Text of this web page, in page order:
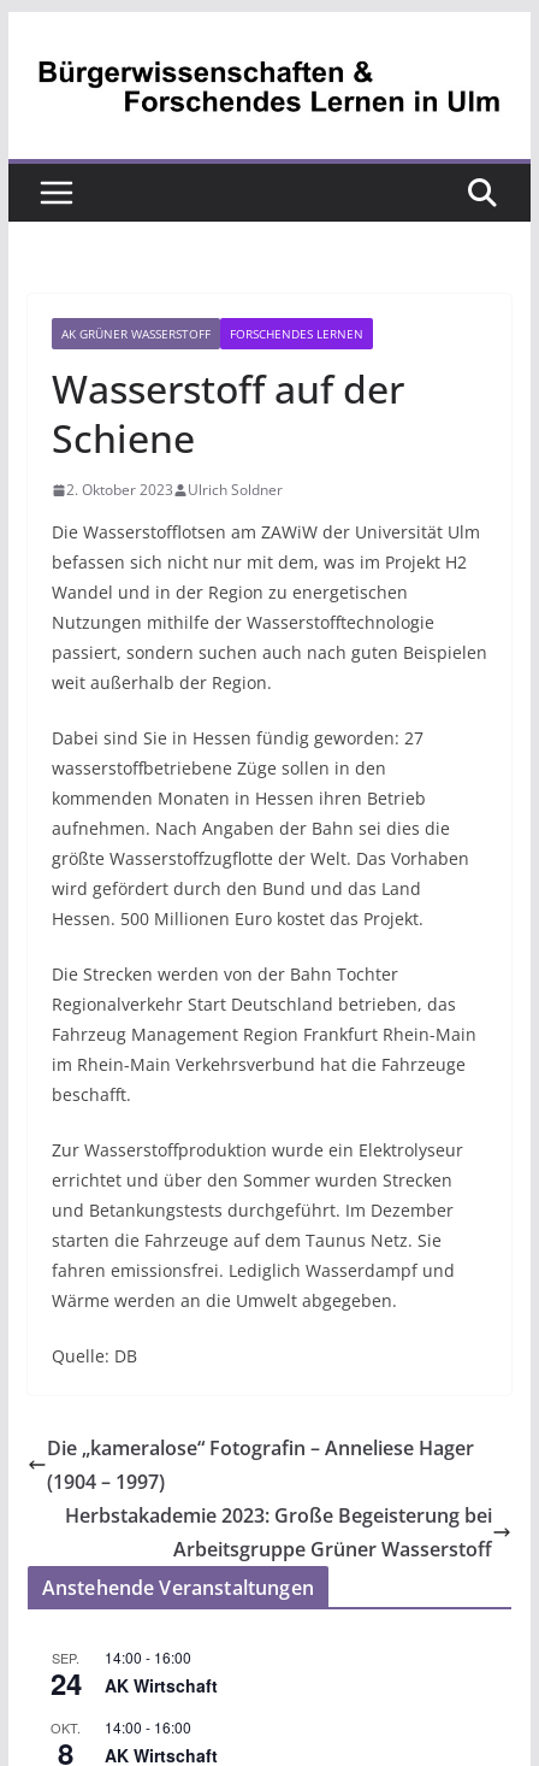
Inhalt
AK GRÜNER WASSERSTOFF FORSCHENDES LERNEN
Wasserstoff auf der
Schiene
2. Oktober 2023 Ulrich Soldner
Die Wasserstofflotsen am ZAWiW der Universität Ulm
befassen sich nicht nur mit dem, was im Projekt H2
Wandel und in der Region zu energetischen
Nutzungen mithilfe der Wasserstofftechnologie
passiert, sondern suchen auch nach guten Beispielen
weit außerhalb der Region.
Dabei sind Sie in Hessen fündig geworden: 27
wasserstoffbetriebene Züge sollen in den
kommenden Monaten in Hessen ihren Betrieb
aufnehmen. Nach Angaben der Bahn sei dies die
größte Wasserstoffzugflotte der Welt. Das Vorhaben
wird gefördert durch den Bund und das Land
Hessen. 500 Millionen Euro kostet das Projekt.
Die Strecken werden von der Bahn Tochter
Regionalverkehr Start Deutschland betrieben, das
Fahrzeug Management Region Frankfurt Rhein-Main
im Rhein-Main Verkehrsverbund hat die Fahrzeuge
beschafft.
Zur Wasserstoffproduktion wurde ein Elektrolyseur
errichtet und über den Sommer wurden Strecken
und Betankungstests durchgeführt. Im Dezember
starten die Fahrzeuge auf dem Taunus Netz. Sie
fahren emissionsfrei. Lediglich Wasserdampf und
Wärme werden an die Umwelt abgegeben.
Quelle: DB
Die „kameralose“ Fotografin – Anneliese Hager
(1904 – 1997)
Herbstakademie 2023: Große Begeisterung bei
Arbeitsgruppe Grüner Wasserstoff
Anstehende Veranstaltungen
SEP.
24
14:00 - 16:00
AK Wirtschaft
OKT.
8
14:00 - 16:00
AK Wirtschaft